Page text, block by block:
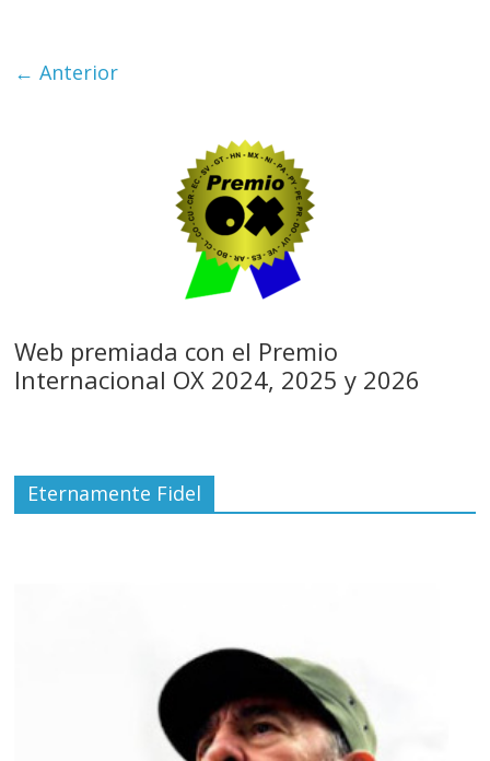
← Anterior
Web premiada con el Premio
Internacional OX 2024, 2025 y 2026
Eternamente Fidel